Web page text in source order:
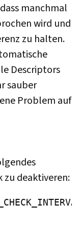
manchmal
wird und
zu halten.
Descriptors
sauber
Problem auf
zu deaktiveren: